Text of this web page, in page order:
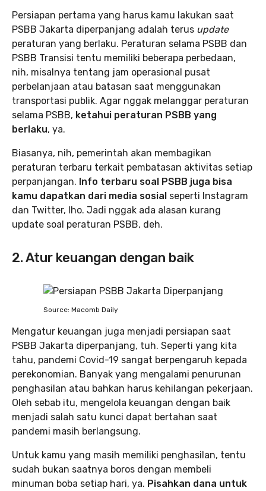
Persiapan pertama yang harus kamu lakukan saat
PSBB Jakarta diperpanjang adalah terus update
peraturan yang berlaku. Peraturan selama PSBB dan
PSBB Transisi tentu memiliki beberapa perbedaan,
nih, misalnya tentang jam operasional pusat
perbelanjaan atau batasan saat menggunakan
transportasi publik. Agar nggak melanggar peraturan
selama PSBB, ketahui peraturan PSBB yang
berlaku, ya.
Biasanya, nih, pemerintah akan membagikan
peraturan terbaru terkait pembatasan aktivitas setiap
perpanjangan. Info terbaru soal PSBB juga bisa
kamu dapatkan dari media sosial seperti Instagram
dan Twitter, lho. Jadi nggak ada alasan kurang
update soal peraturan PSBB, deh.
2. Atur keuangan dengan baik
Source: Macomb Daily
Mengatur keuangan juga menjadi persiapan saat
PSBB Jakarta diperpanjang, tuh. Seperti yang kita
tahu, pandemi Covid-19 sangat berpengaruh kepada
perekonomian. Banyak yang mengalami penurunan
penghasilan atau bahkan harus kehilangan pekerjaan.
Oleh sebab itu, mengelola keuangan dengan baik
menjadi salah satu kunci dapat bertahan saat
pandemi masih berlangsung.
Untuk kamu yang masih memiliki penghasilan, tentu
sudah bukan saatnya boros dengan membeli
minuman boba setiap hari, ya. Pisahkan dana untuk